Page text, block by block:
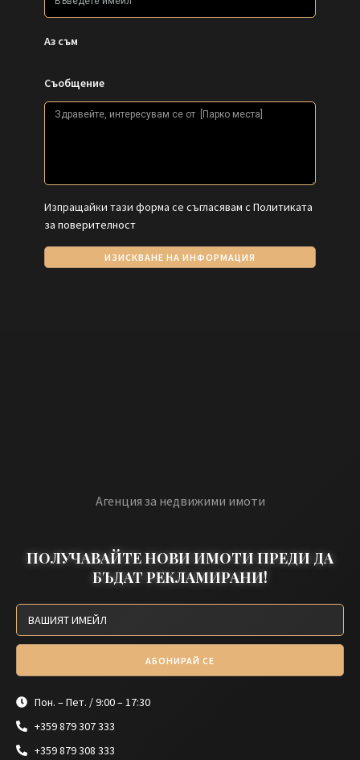
Аз съм
Съобщение
Изпращайки тази форма се съгласявам с Политиката
за поверителност
ИЗИСКВАНЕ НА ИНФОРМАЦИЯ
Агенция за недвижими имоти
ПОЛУЧАВАЙТЕ НОВИ ИМОТИ ПРЕДИ ДА
БЪДАТ РЕКЛАМИРАНИ!
АБОНИРАЙ СЕ
Пон. – Пет. / 9:00 – 17:30
+359 879 307 333
+359 879 308 333